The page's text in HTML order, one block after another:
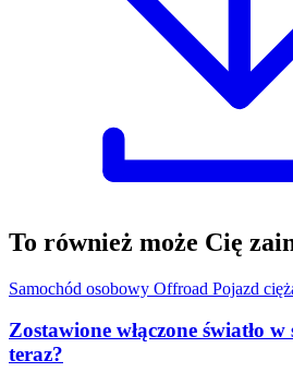
To również może Cię
Samochód osobowy Offroad Pojazd
Zostawione włączone światło
teraz?